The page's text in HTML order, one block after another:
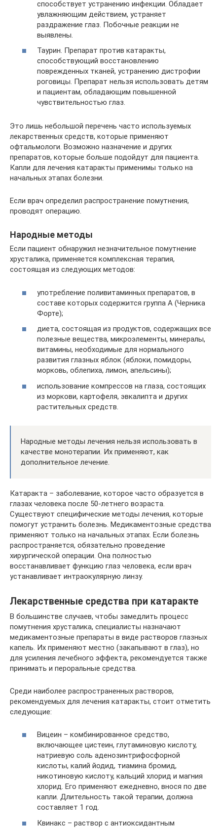
способствует устранению инфекции. Обладает
увлажняющим действием, устраняет
раздражение глаз. Побочные реакции не
выявлены.
Таурин. Препарат против катаракты,
способствующий восстановлению
поврежденных тканей, устранению дистрофии
роговицы. Препарат нельзя использовать детям
и пациентам, обладающим повышенной
чувствительностью глаз.
Это лишь небольшой перечень часто используемых
лекарственных средств, которые применяют
офтальмологи. Возможно назначение и других
препаратов, которые больше подойдут для пациента.
Капли для лечения катаракты применимы только на
начальных этапах болезни.
Если врач определил распространение помутнения,
проводят операцию.
Народные методы
Если пациент обнаружил незначительное помутнение
хрусталика, применяется комплексная терапия,
состоящая из следующих методов:
употребление поливитаминных препаратов, в
составе которых содержится группа A (Черника
Форте);
диета, состоящая из продуктов, содержащих все
полезные вещества, микроэлементы, минералы,
витамины, необходимые для нормального
развития глазных яблок (яблоки, помидоры,
морковь, облепиха, лимон, апельсины);
использование компрессов на глаза, состоящих
из моркови, картофеля, эвкалипта и других
растительных средств.
Народные методы лечения нельзя использовать в
качестве монотерапии. Их применяют, как
дополнительное лечение.
Катаракта – заболевание, которое часто образуется в
глазах человека после 50-летнего возраста.
Существуют специфические методы лечения, которые
помогут устранить болезнь. Медикаментозные средства
применяют только на начальных этапах. Если болезнь
распространяется, обязательно проведение
хирургической операции. Она полностью
восстанавливает функцию глаз человека, если врач
устанавливает интраокулярную линзу.
Лекарственные средства при катаракте
В большинстве случаев, чтобы замедлить процесс
помутнения хрусталика, специалисты назначают
медикаментозные препараты в виде растворов глазных
капель. Их применяют местно (закапывают в глаз), но
для усиления лечебного эффекта, рекомендуется также
принимать и пероральные средства.
Среди наиболее распространенных растворов,
рекомендуемых для лечения катаракты, стоит отметить
следующие:
Вицеин – комбинированное средство,
включающее цистеин, глутаминовую кислоту,
натриевую соль аденозинтрифосфорной
кислоты, калий йодид, тиамина бромид,
никотиновую кислоту, кальций хлорид и магния
хлорид. Его применяют ежедневно, внося по две
капли. Длительность такой терапии, должна
составляет 1 год.
Квинакс – раствор с антиоксидантным